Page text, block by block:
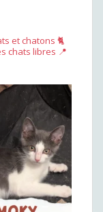
et chatons 🐈
chats libres 📍